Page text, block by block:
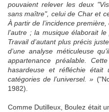
pouvaient relever les deux
sans maître", celui de Char et
À partir de l’incidence
l’autre ; la musique élaborait
Travail d’autant plus précis
d’une analyse méticuleuse
appartenance préalable.
hasardeuse et réfléchie était
catégories de l’universel. »
1982).
Comme Dutilleux, Boulez était